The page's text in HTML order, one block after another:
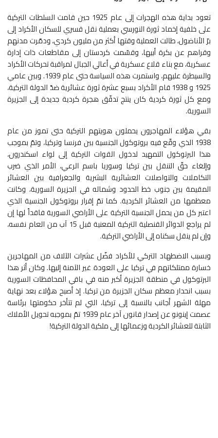
تعود بداية هذه الهجرات إلى عام 1925 حين قامت السلطات التركية
على خلفية إخماد ثورة النورسي بعملية نقل قسري للسكان الأكراد إلى
برّ الأناضول، طالت العملية وقتها أكثر من مليون كردي، ودمّرت مدنهم
وقراهم عن بكرة أبيها، وقسّمت كردستان إلى مقاطعات ذات إدارة
عسكرية، مع بناء قلاع عسكرية في أعالي الجبال لمراقبة تحركات الأكراد
والسيطرة عليهم، واستمرت هذه السياسة حتى عام 1939. وبين عامي
1925 و 1938 قام الأكراد بسبع عشرة ثورة عشائرية ضدّ الدولة التركية،
ومع كل ثورة كردية كان ينتج تدفّق هجرة كردية جديدة إلى الجزيرة
السورية.
بقي هؤلاء المهاجرون يحملون هويتهم التركية حتى تموز من عام
1938 الذي وقّع فيه بروتوكول الجنسية بين فرنسا وتركيا، وتمّ بموجب
هذا البرتوكول التمهيد لدخول القوات التركية إلى لواء اسكندرون،
وإلغاء حقّ التنقل بين تركيا وسوريا باسم الرعي، الأمر الذي ضرب
التكاملات والتواصلات العشائرية البشرية والجغرافية بين العشائر
المقيمة بين جنوب خط الحدود وشماله في الجزيرة السورية، وكانت
معظمها من العشائر الكردية. كما تمّ إقرار بروتوكول الجنسية الذي
اعتبر كل من يحمل الجنسية التركية على الأراضي السورية فاقداً لها إن
لم يراجع الدوائر القنصلية التركية المعنية قبل 15 آب من العام نفسه،
وإن لم ينقل سكناه إلى الأراضي التركية.
وبسبب الاضطهاد التركي للأكراد فضّل عشرات الآلاف من المهاجرين
خسارة ممتلكاتهم في تركيا على العودة غير الآمنة إليها. وكان أثر هذا
البرتوكول في منطقة الجزيرة أكبر منه في باقي المحافظات السورية
بسبب انحدار معظم سكان الجزيرة من تركيا. إذ أصبح هؤلاء بعد نهاية
مهلة الشهر أجانب بالنسبة إلى تركيا، التي لم تتأخر حكومتها برئاسة
عصمت إينونو عن إصدار قانون آخر عام 1939 تمّ بموجبه تحويل الأملاك
الثابتة للعشائر الكردية وزعمائها إلى ملكية الدولة التركية!